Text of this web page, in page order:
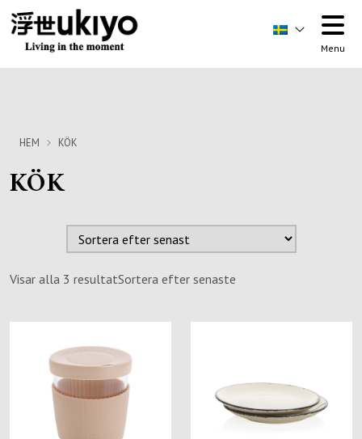
Menu
HEM KÖK
KÖK
Visar alla 3 resultatSortera efter senaste